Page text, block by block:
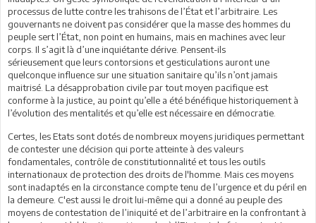
processus de lutte contre les trahisons de l’État et l’arbitraire. Les
gouvernants ne doivent pas considérer que la masse des hommes du
peuple sert l’État, non point en humains, mais en machines avec leur
corps. Il s’agit là d’une inquiétante dérive. Pensent-ils
sérieusement que leurs contorsions et gesticulations auront une
quelconque influence sur une situation sanitaire qu’ils n’ont jamais
maitrisé. La désapprobation civile par tout moyen pacifique est
conforme à la justice, au point qu’elle a été bénéfique historiquement à
l’évolution des mentalités et qu’elle est nécessaire en démocratie.
Certes, les Etats sont dotés de nombreux moyens juridiques permettant
de contester une décision qui porte atteinte à des valeurs
fondamentales, contrôle de constitutionnalité et tous les outils
internationaux de protection des droits de l'homme. Mais ces moyens
sont inadaptés en la circonstance compte tenu de l’urgence et du péril en
la demeure. C'est aussi le droit lui-même qui a donné au peuple des
moyens de contestation de l’iniquité et de l’arbitraire en la confrontant à